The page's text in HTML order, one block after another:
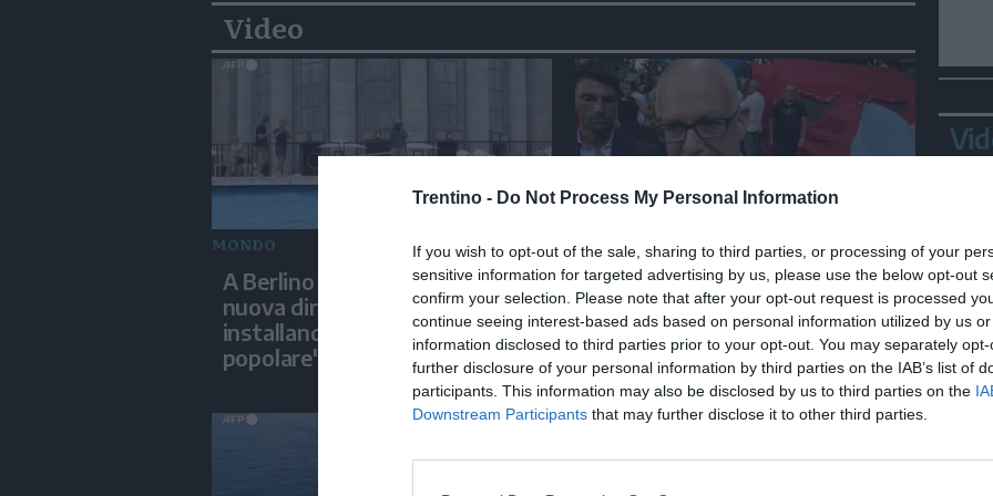
Trentino - Do Not Process My Personal Information
If you wish to opt-out of the sale, sharing to third parties, or processing of your
sensitive information for targeted advertising by us, please use the below opt-out
confirm your selection. Please note that after your opt-out request is processed
continue seeing interest-based ads based on personal information utilized by us
information disclosed to third parties prior to your opt-out. You may separately
further disclosure of your personal information by third parties on the IAB’s list of
participants. This information may also be disclosed by us to third parties on the
Downstream Participants that may further disclose it to other third parties.
Video
MONDO
A Berlino un teatro inaugura
nuova direzione artistica
installando una "piscina
popolare"
ITALIA
Gualtieri: "Responsabilità del
Viminale su Spin Time? La
posizione dei partiti è nota"